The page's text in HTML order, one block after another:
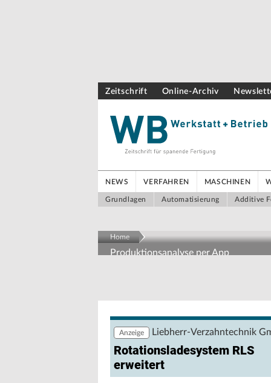
Zeitschrift Online-Archiv
NEWS VERFAHREN MASCHINEN
Grundlagen Automatisierung Additive
Home
Produktionsanalyse per App
nutzen? Eine browserbasierte
Maschinendaten und unterstützt
Maschinenleistung, Stillständen und
Anzeige Liebherr-Verzahntechnik
Rotationsladesystem RLS
erweitert